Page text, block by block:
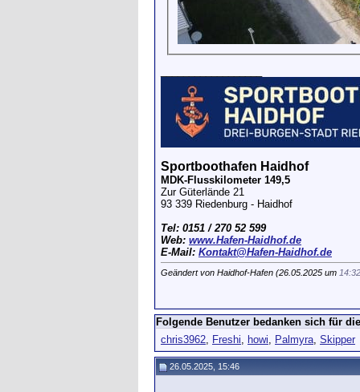
Sportboothafen Haidhof
MDK-Flusskilometer 149,5
Zur Güterlände 21
93 339 Riedenburg - Haidhof
Tel: 0151 / 270 52 599
Web: www.Hafen-Haidhof.de
E-Mail: Kontakt@Hafen-Haidhof.de
Geändert von Haidhof-Hafen (26.05.2025 um 14:32
Folgende Benutzer bedanken sich für
chris3962, Freshi, howi, Palmyra, Skipper
26.05.2025, 15:46